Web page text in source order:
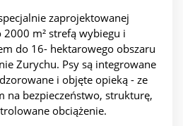
zaprojektowanej
m² strefą wybiegu i
do 16- hektarowego obszaru
Zurychu. Psy są integrowane
i objęte opieką - ze
na bezpieczeństwo, strukturę,
obciążenie.